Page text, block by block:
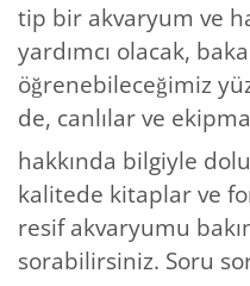
tip bir akvaryum ve
yardımcı olacak,
öğrenebileceğimiz
de, canlılar ve
hakkında bilgiyle
kalitede kitaplar ve
resif akvaryumu
sorabilirsiniz. Soru